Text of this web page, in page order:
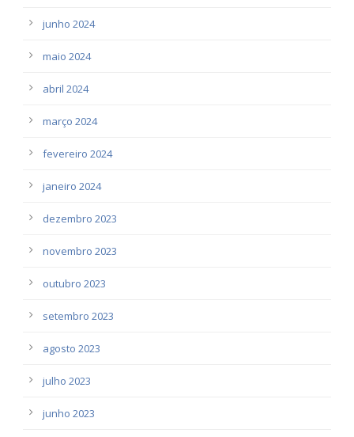
junho 2024
maio 2024
abril 2024
março 2024
fevereiro 2024
janeiro 2024
dezembro 2023
novembro 2023
outubro 2023
setembro 2023
agosto 2023
julho 2023
junho 2023